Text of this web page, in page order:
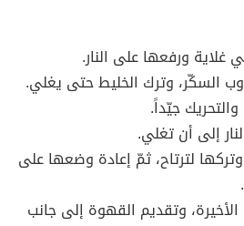
ورفعها على النار.
السكّر، وترك الخليط حتى يغلي.
جيّداً.
إلى أن تغلي.
وتركها لترتاح، ثمّ إعادة وضعها على
وتقديم القهوة إلى جانب